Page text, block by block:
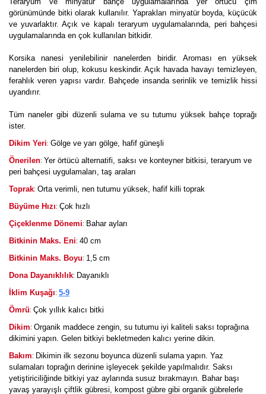
görünümünde bitki olarak kullanılır. Yaprakları minyatür boyda, küçücük
ve yuvarlaktır. Açık ve kapalı teraryum uygulamalarında, peri bahçesi
uygulamalarında en çok kullanılan bitkidir.
Korsika nanesi yenilebilinir nanelerden biridir. Aroması en yüksek
nanelerden biri olup, kokusu keskindir. Açık havada havayı temizleyen,
ferahlık veren yapısı vardır. Bahçede insanda serinlik ve temizlik hissi
uyandırır.
Tüm naneler gibi düzenli sulama ve su tutumu yüksek bahçe toprağı
ister.
Dikim Yeri: Gölge ve yarı gölge, hafif güneşli
Önerilen: Yer örtücü alternatifi, saksı ve konteyner bitkisi, teraryum ve
peri bahçesi uygulamaları, taş araları
Toprak: Orta verimli, nen tutumu yüksek, hafif killi toprak
Büyüme Hızı: Çok hızlı
Çiçeklenme Dönemi: Bahar ayları
Bitkinin Maks. Eni: 40 cm
Bitkinin Maks. Boyu: 1,5 cm
Dona Dayanıklılık: Dayanıklı
İklim Kuşağı: 5-9
Ömrü: Çok yıllık kalıcı bitki
Dikim: Organik maddece zengin, su tutumu iyi kaliteli saksı toprağına
dikimini yapın. Gelen bitkiyi bekletmeden kalıcı yerine dikin.
Bakım: Dikimin ilk sezonu boyunca düzenli sulama yapın. Yaz
sulamaları toprağın derinine işleyecek şekilde yapılmalıdır. Saksı
yetiştiriciliğinde bitkiyi yaz aylarında susuz bırakmayın. Bahar başı
yavaş yarayışlı çiftlik gübresi, kompost gübre gibi organik gübrelerle